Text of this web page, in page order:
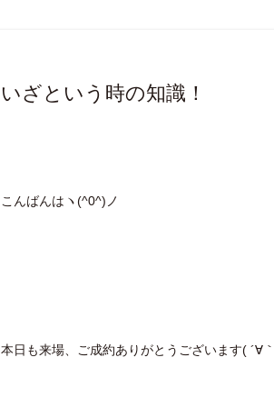
いざという時の知識！
こんばんはヽ(^0^)ノ
本日も来場、ご成約ありがとうございます( ´∀